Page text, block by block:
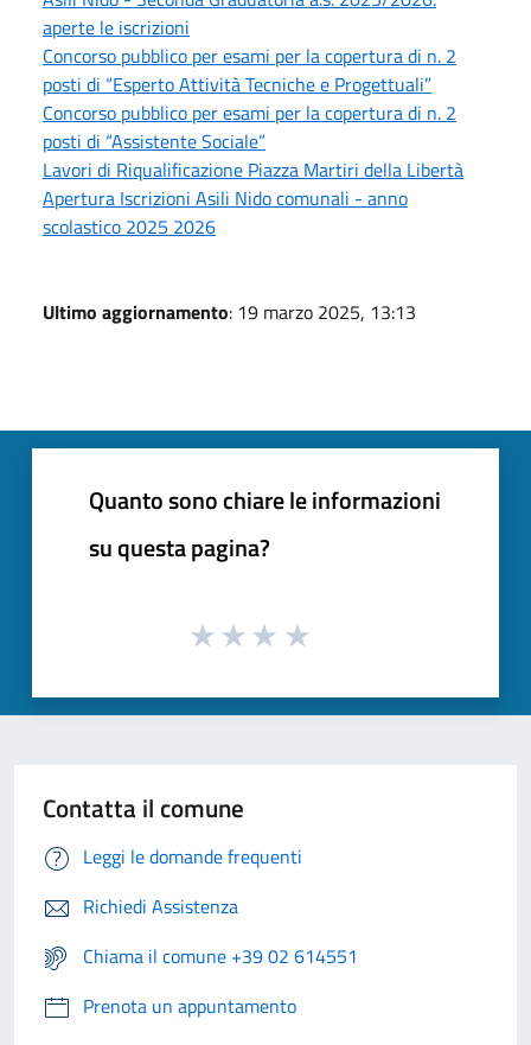
aperte le iscrizioni
Concorso pubblico per esami per la copertura di n. 2
posti di “Esperto Attività Tecniche e Progettuali”
Concorso pubblico per esami per la copertura di n. 2
posti di “Assistente Sociale”
Lavori di Riqualificazione Piazza Martiri della Libertà
Apertura Iscrizioni Asili Nido comunali - anno
scolastico 2025 2026
Ultimo aggiornamento: 19 marzo 2025, 13:13
Quanto sono chiare le informazioni
su questa pagina?
Contatta il comune
Leggi le domande frequenti
Richiedi Assistenza
Chiama il comune +39 02 614551
Prenota un appuntamento